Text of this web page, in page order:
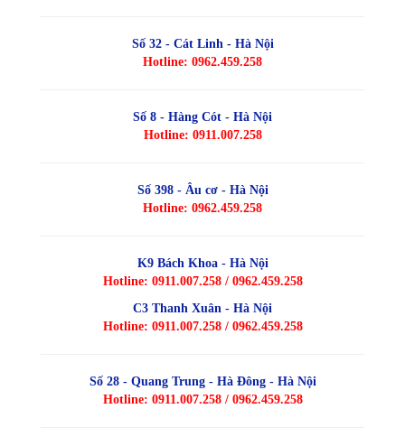
Số 32 - Cát Linh - Hà Nội
Hotline: 0962.459.258
Số 8 - Hàng Cót - Hà Nội
Hotline: 0911.007.258
Số 398 - Âu cơ - Hà Nội
Hotline: 0962.459.258
K9 Bách Khoa - Hà Nội
Hotline: 0911.007.258 / 0962.459.258
C3 Thanh Xuân - Hà Nội
Hotline: 0911.007.258 / 0962.459.258
Số 28 - Quang Trung - Hà Đông - Hà Nội
Hotline: 0911.007.258 / 0962.459.258